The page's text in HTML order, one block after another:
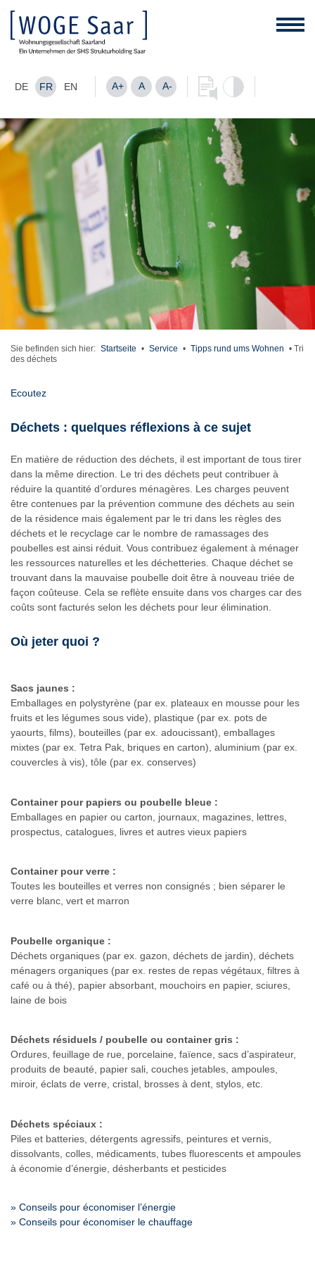
DE FR EN A+ A A-
Sie befinden sich hier: Startseite • Service • Tipps rund ums Wohnen • Tri
des déchets
Ecoutez
Déchets : quelques réflexions à ce sujet
En matière de réduction des déchets, il est important de tous tirer
dans la même direction. Le tri des déchets peut contribuer à
réduire la quantité d’ordures ménagères. Les charges peuvent
être contenues par la prévention commune des déchets au sein
de la résidence mais également par le tri dans les règles des
déchets et le recyclage car le nombre de ramassages des
poubelles est ainsi réduit. Vous contribuez également à ménager
les ressources naturelles et les déchetteries. Chaque déchet se
trouvant dans la mauvaise poubelle doit être à nouveau triée de
façon coûteuse. Cela se reflète ensuite dans vos charges car des
coûts sont facturés selon les déchets pour leur élimination.
Où jeter quoi ?
Sacs jaunes :
Emballages en polystyrène (par ex. plateaux en mousse pour les
fruits et les légumes sous vide), plastique (par ex. pots de
yaourts, films), bouteilles (par ex. adoucissant), emballages
mixtes (par ex. Tetra Pak, briques en carton), aluminium (par ex.
couvercles à vis), tôle (par ex. conserves)
Container pour papiers ou poubelle bleue :
Emballages en papier ou carton, journaux, magazines, lettres,
prospectus, catalogues, livres et autres vieux papiers
Container pour verre :
Toutes les bouteilles et verres non consignés ; bien séparer le
verre blanc, vert et marron
Poubelle organique :
Déchets organiques (par ex. gazon, déchets de jardin), déchets
ménagers organiques (par ex. restes de repas végétaux, filtres à
café ou à thé), papier absorbant, mouchoirs en papier, sciures,
laine de bois
Déchets résiduels / poubelle ou container gris :
Ordures, feuillage de rue, porcelaine, faïence, sacs d’aspirateur,
produits de beauté, papier sali, couches jetables, ampoules,
miroir, éclats de verre, cristal, brosses à dent, stylos, etc.
Déchets spéciaux :
Piles et batteries, détergents agressifs, peintures et vernis,
dissolvants, colles, médicaments, tubes fluorescents et ampoules
à économie d’énergie, désherbants et pesticides
» Conseils pour économiser l’énergie
» Conseils pour économiser le chauffage